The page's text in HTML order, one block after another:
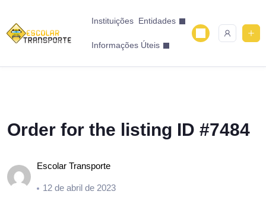
Instituições Entidades
Informações Úteis
Order for the listing ID #7484
Escolar Transporte
12 de abril de 2023